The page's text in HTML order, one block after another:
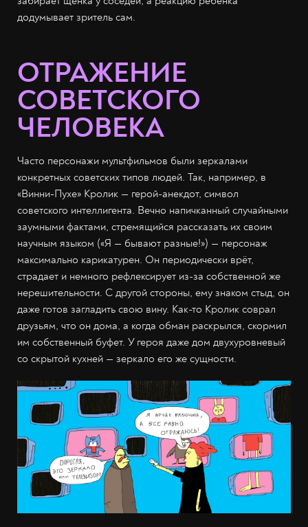
додумывает зритель сам.
ОТРАЖЕНИЕ
СОВЕТСКОГО
ЧЕЛОВЕКА
Часто персонажи мультфильмов были зеркалами
конкретных советских типов людей. Так, например, в
«Винни-Пухе» Кролик — герой-анекдот, символ
советского интеллигента. Вечно напичканный случайными
заумными фактами, стремящийся рассказать их своим
научным языком («Я — бывают разные!») — персонаж
максимально карикатурен. Он периодически врёт,
страдает и немного рефлексирует из-за собственной же
нерешительности. С другой стороны, ему знаком стыд, он
даже готов загладить свою вину. Как-то Кролик соврал
друзьям, что он дома, а когда обман раскрылся, скормил
им собственный буфет. У героя даже дом двухуровневый
со скрытой кухней — зеркало его же сущности.